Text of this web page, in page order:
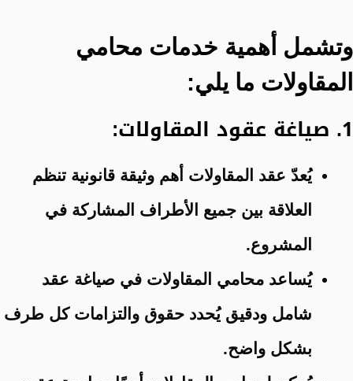
وتشمل أهمية خدمات محامي
المقاولات ما يلي:
1. صياغة عقود المقاولات:
يُعدّ عقد المقاولات أهم وثيقة قانونية تنظم
العلاقة بين جميع الأطراف المشاركة في
المشروع.
يُساعد محامي المقاولات في صياغة عقد
شامل ودقيق يُحدد حقوق والتزامات كل طرف
بشكل واضح.